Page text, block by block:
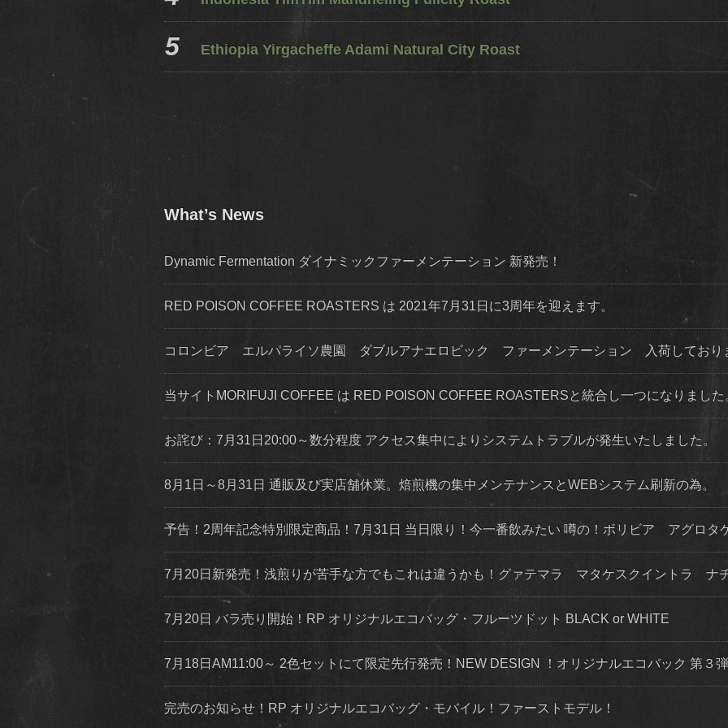
Ethiopia Yirgacheffe Adami Natural City Roast
What’s News
Dynamic Fermentation ダイナミックファーメンテーション 新発売！
RED POISON COFFEE ROASTERS は 2021年7月31日に3周年を迎えます。
コロンビア エルパライソ農園 ダブルアナエロビック ファーメンテーション 入荷してお
当サイトMORIFUJI COFFEE は RED POISON COFFEE ROASTERSと統合し一つになりました
お詫び：7月31日20:00～数分程度 アクセス集中によりシステムトラブルが発生いたしました。
8月1日～8月31日 通販及び実店舗休業。焙煎機の集中メンテナンスとWEBシステム刷新の為。
予告！2周年記念特別限定商品！7月31日 当日限り！今一番飲みたい 噂の！ボリビア アグロ
7月20日新発売！浅煎りが苦手な方でもこれは違うかも！グァテマラ マタケスクイントラ
7月20日 バラ売り開始！RP オリジナルエコバッグ・フルーツドット BLACK or WHITE
7月18日AM11:00～ 2色セットにて限定先行発売！NEW DESIGN ！オリジナルエコバック 第３
完売のお知らせ！RP オリジナルエコバッグ・モバイル！ファーストモデル！